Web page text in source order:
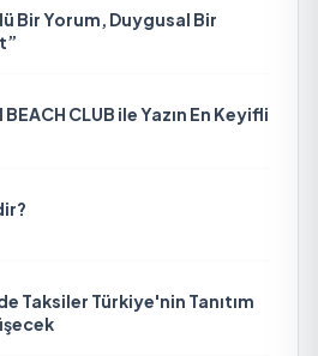
Bir Yorum, Duygusal Bir
BEACH CLUB ile Yazın En Keyifli
Taksiler Türkiye'nin Tanıtım